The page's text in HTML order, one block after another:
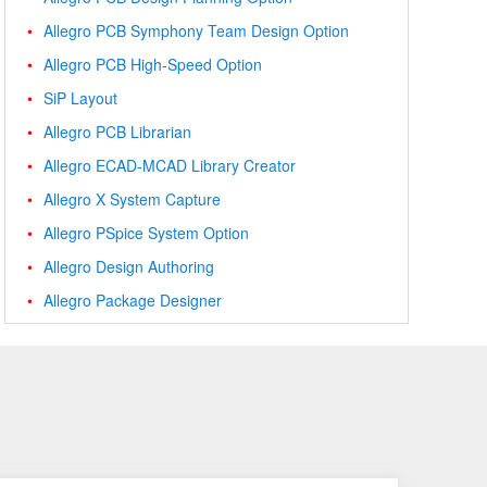
Allegro PCB Symphony Team Design Option
Allegro PCB High-Speed Option
SiP Layout
Allegro PCB Librarian
Allegro ECAD-MCAD Library Creator
Allegro X System Capture
Allegro PSpice System Option
Allegro Design Authoring
Allegro Package Designer